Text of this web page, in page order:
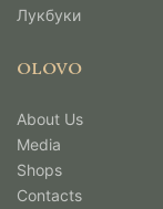
Лукбуки
OLOVO
About Us
Media
Shops
Contacts